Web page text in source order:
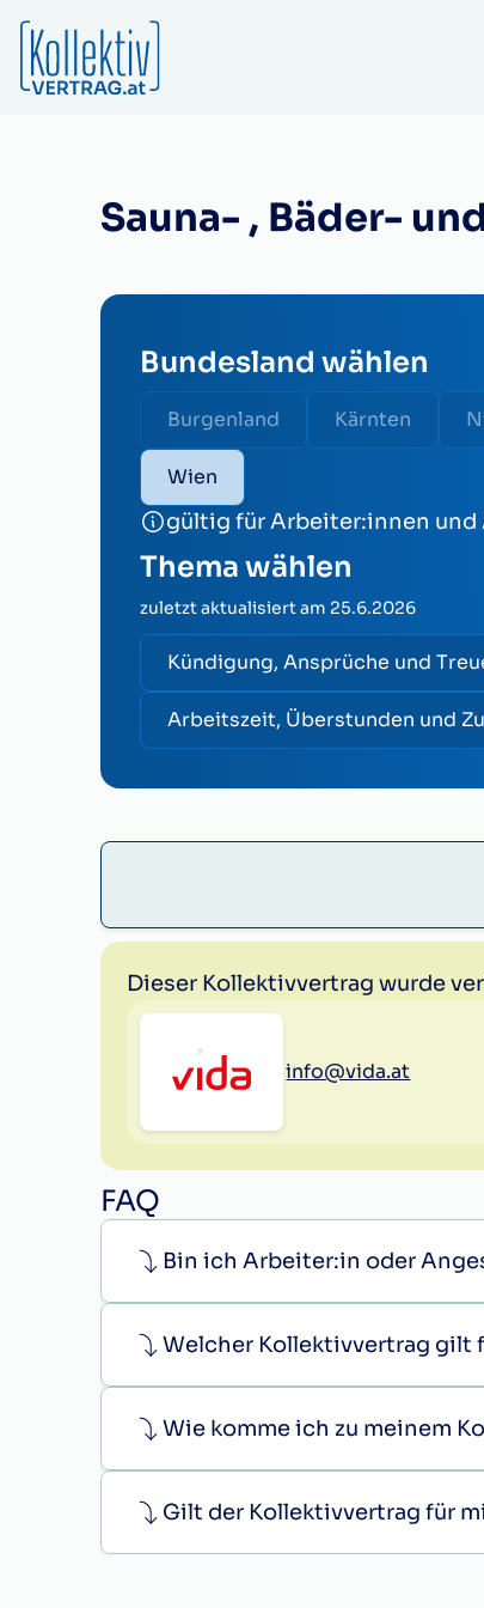
Sauna- , Bäder-
Bundesland wählen
Burgenland Kärnten
Wien
gültig für Arbeiter:innen
Thema wählen
zuletzt aktualisiert am 25.6.2026
Kündigung, Ansprüche und
Arbeitszeit, Überstunden und
Dieser Kollektivvertrag wurde
info@vida.at
FAQ
Bin ich Arbeiter:in oder
Welcher Kollektivvertrag gilt
Wie komme ich zu meinem
Gilt der Kollektivvertrag für